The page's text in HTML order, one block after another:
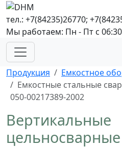
тел.: +7(84235)26770;
Мы работаем: Пн - Пт с
Продукция
Емкостное
Емкостные стальные
050-00217389-2002
Вертикальные